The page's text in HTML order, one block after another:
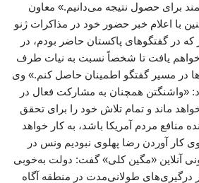
برای حصول نتیجه می‌دانیم.» معاون
با اعلام خبر حضور خود در مذاکرات ژنو
در گفتگوهای پاکستان حاضر بودم، در
خواهم یافت تا شخصاً نسبت به نیات طرف
در مسیر گفتگو اطمینان حاصل کنم.» وی
«واشنگتن همچنان به مشارکت فعال در
خواهد ماند و تمام تلاش خود را برای تحقق
منافع مردم آمریکا باشد، به کار خواهد
کار آوردن رضا پهلوی نبودیم ونس در
آنلاین «مگین کلی» گفت: دولت به‌خوبی
درگیری‌های طولانی‌مدت در منطقه آگاه